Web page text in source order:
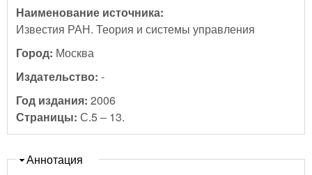
Наименование источника:
Известия РАН. Теория и системы управления
Город: Москва
Издательство: -
Год издания: 2006
Страницы: С.5 – 13.
Скрыть
Аннотация